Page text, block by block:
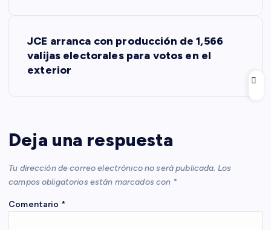
c
i
ó
n
JCE arranca con producción de 1,566
valijas electorales para votos en el
exterior
Deja una respuesta
Tu dirección de correo electrónico no será publicada. Los
campos obligatorios están marcados con *
Comentario *